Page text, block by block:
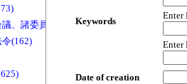
、諸委員会等(1466)
(162)
Keywords
Enter
Enter
Date of creation